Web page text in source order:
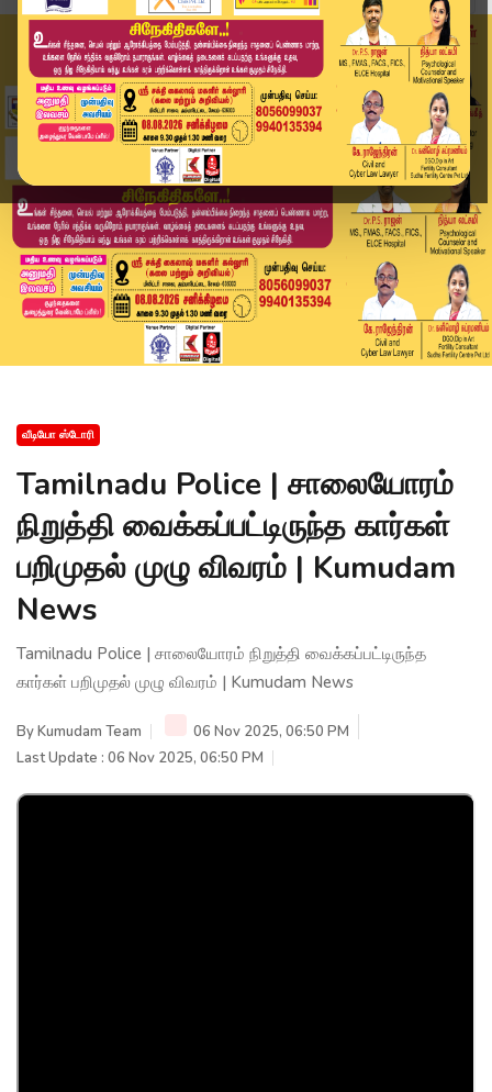
வீடியோ ஸ்டோரி
Tamilnadu Police | சாலையோரம்
நிறுத்தி வைக்கப்பட்டிருந்த கார்கள்
பறிமுதல் முழு விவரம் | Kumudam
News
Tamilnadu Police | சாலையோரம் நிறுத்தி வைக்கப்பட்டிருந்த
கார்கள் பறிமுதல் முழு விவரம் | Kumudam News
ByKumudam Team
06 Nov 2025, 06:50 PM
Last Update : 06 Nov 2025, 06:50 PM